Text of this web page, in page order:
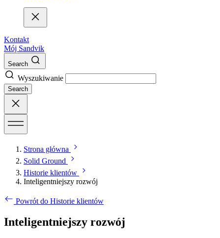
Kontakt
Mój Sandvik
Search
Wyszukiwanie
Search
Strona główna
Solid Ground
Historie klientów
Inteligentniejszy rozwój
Powrót do Historie klientów
Inteligentniejszy rozwój